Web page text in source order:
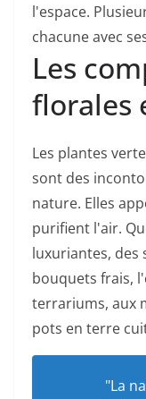
l'espace.
chacune avec
Les
florales
Les plantes
sont des
nature. Elles
purifient l'air.
luxuriantes, des
bouquets frais,
terrariums, aux
pots en terre
"La